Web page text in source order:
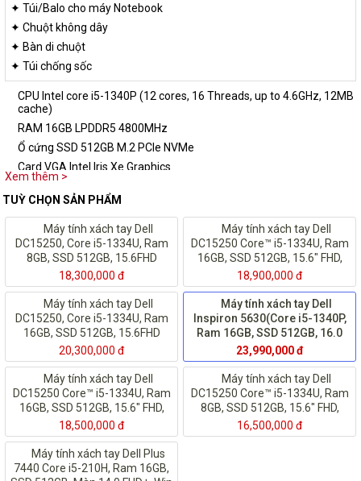
✦ Túi/Balo cho máy Notebook
✦ Chuột không dây
✦ Bàn di chuột
✦ Túi chống sốc
CPU Intel core i5-1340P (12 cores, 16 Threads, up to 4.6GHz, 12MB
cache)
RAM 16GB LPDDR5 4800MHz
Ổ cứng SSD 512GB M.2 PCIe NVMe
Card VGA Intel Iris Xe Graphics
Webcam : HD camera
Xem thêm >
TUỲ CHỌN SẢN PHẨM
Máy tính xách tay Dell
DC15250, Core i5-1334U, Ram
8GB, SSD 512GB, 15.6FHD
120Hz, Win 11, Bạc
18,300,000 đ
Máy tính xách tay Dell
DC15250 Core™ i5-1334U, Ram
16GB, SSD 512GB, 15.6" FHD,
Windows 11, Black, Cảm ứng
18,900,000 đ
Máy tính xách tay Dell
DC15250, Core i5-1334U, Ram
16GB, SSD 512GB, 15.6FHD
120Hz, Win 11, Bạc
20,300,000 đ
Máy tính xách tay Dell
Inspiron 5630(Core i5-1340P,
Ram 16GB, SSD 512GB, 16.0
inch QHD 2K, Win 11, Vỏ Nhôm,
Màu Bạc)
23,990,000 đ
Máy tính xách tay Dell
DC15250 Core™ i5-1334U, Ram
16GB, SSD 512GB, 15.6" FHD,
Windows 11, Black, Cảm ứng
18,500,000 đ
Máy tính xách tay Dell
DC15250 Core™ i5-1334U, Ram
8GB, SSD 512GB, 15.6" FHD,
Windows 11, Black, Cảm ứng
16,500,000 đ
Máy tính xách tay Dell Plus
7440 Core i5-210H, Ram 16GB,